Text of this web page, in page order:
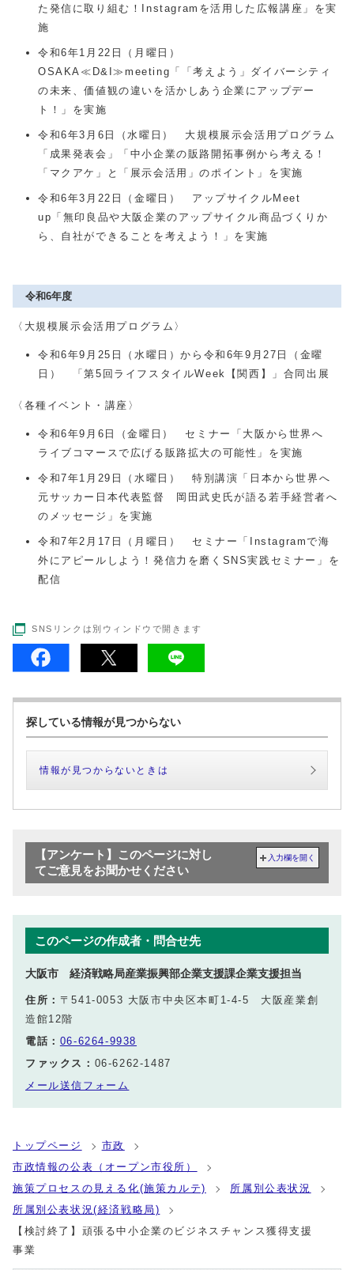
た発信に取り組む！Instagramを活用した広報講座」を実
施
令和6年1月22日（月曜日）
OSAKA≪D&I≫meeting「「考えよう」ダイバーシティ
の未来、価値観の違いを活かしあう企業にアップデー
ト！」を実施
令和6年3月6日（水曜日） 大規模展示会活用プログラム
「成果発表会」「中小企業の販路開拓事例から考える！
「マクアケ」と「展示会活用」のポイント」を実施
令和6年3月22日（金曜日） アップサイクルMeet
up「無印良品や大阪企業のアップサイクル商品づくりか
ら、自社ができることを考えよう！」を実施
令和6年度
〈大規模展示会活用プログラム〉
令和6年9月25日（水曜日）から令和6年9月27日（金曜
日） 「第5回ライフスタイルWeek【関西】」合同出展
〈各種イベント・講座〉
令和6年9月6日（金曜日） セミナー「大阪から世界へ
ライブコマースで広げる販路拡大の可能性」を実施
令和7年1月29日（水曜日） 特別講演「日本から世界へ
元サッカー日本代表監督 岡田武史氏が語る若手経営者へ
のメッセージ」を実施
令和7年2月17日（月曜日） セミナー「Instagramで海
外にアピールしよう！発信力を磨くSNS実践セミナー」を
配信
SNSリンクは別ウィンドウで開きます
探している情報が見つからない
情報が見つからないときは
【アンケート】このページに対し
てご意見をお聞かせください
入力欄を開く
このページの作成者・問合せ先
大阪市 経済戦略局産業振興部企業支援課企業支援担当
住所： 〒541‐0053 大阪市中央区本町1‐4‐5 大阪産業創
造館12階
電話： 06‐6264-9938
ファックス： 06‐6262-1487
メール送信フォーム
トップページ
市政
市政情報の公表（オープン市役所）
施策プロセスの見える化(施策カルテ)
所属別公表状況
所属別公表状況(経済戦略局)
【検討終了】頑張る中小企業のビジネスチャンス獲得支援
事業